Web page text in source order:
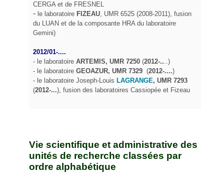
CERGA et de FRESNEL
- le laboratoire FIZEAU, UMR 6525 (2008-2011), fusion
du LUAN et de la composante HRA du laboratoire
Gemini)
2012/01-....
- le laboratoire ARTEMIS, UMR 7250 (2012-....)
- le laboratoire GEOAZUR, UMR 7329 (2012-....)
- le laboratoire Joseph-Louis LAGRANGE, UMR 7293
(2012-...), fusion des laboratoires Cassiopée et Fizeau
Vie scientifique et administrative des
unités de recherche classées par
ordre alphabétique